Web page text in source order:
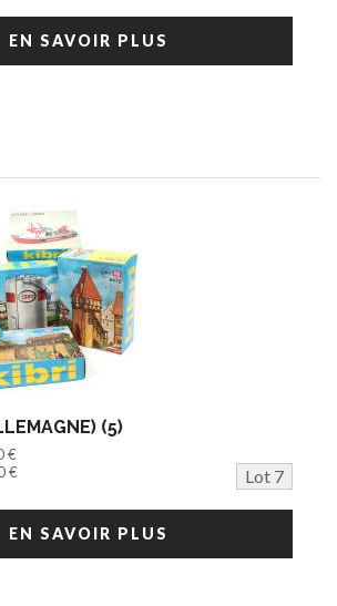
EN SAVOIR PLUS
(5)
€
€
Lot 7
EN SAVOIR PLUS